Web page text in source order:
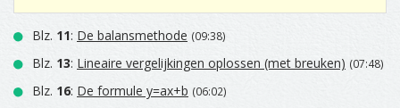
Blz. 11: De balansmethode (09:38)
Blz. 13: Lineaire vergelijkingen oplossen (met breuken) (07:48)
Blz. 16: De formule y=ax+b (06:02)